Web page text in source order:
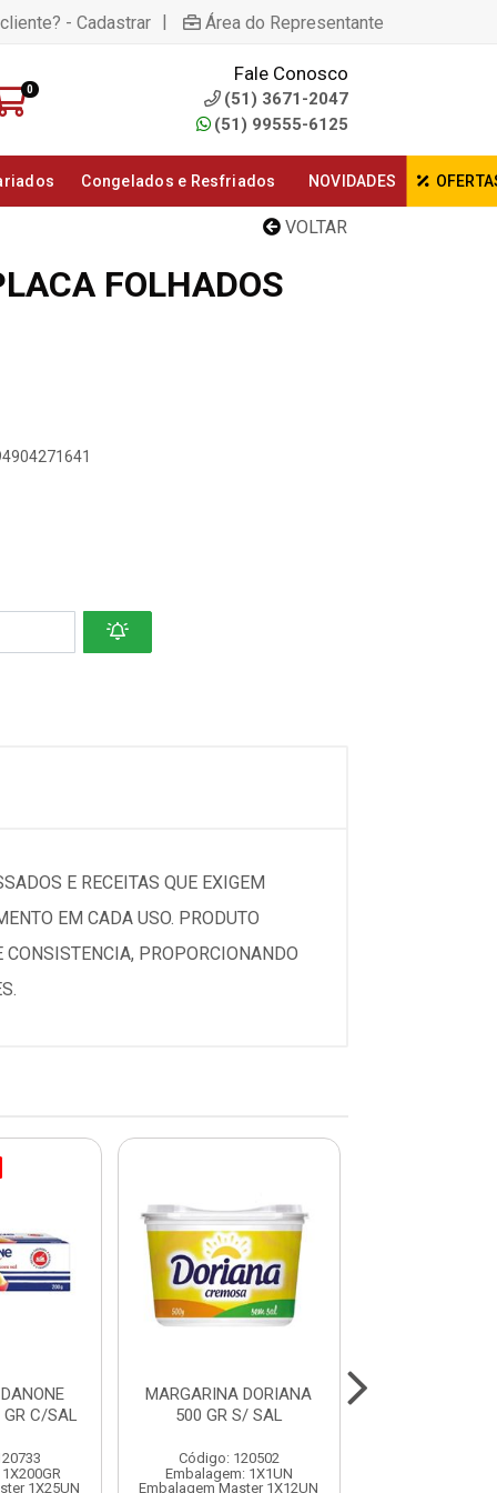
- Cadastrar | Área do Representante
0
Fale Conosco
(51) 3671-2047
(51) 99555-6125
Congelados e Resfriados NOVIDADES
VOLTAR
FOLHADOS
E RECEITAS QUE EXIGEM
EM CADA USO. PRODUTO
PROPORCIONANDO
GR C/SAL
1X25UN
MARGARINA DORIANA
500 GR S/ SAL
Código: 120502
Embalagem: 1X1UN
Embalagem Master 1X12UN